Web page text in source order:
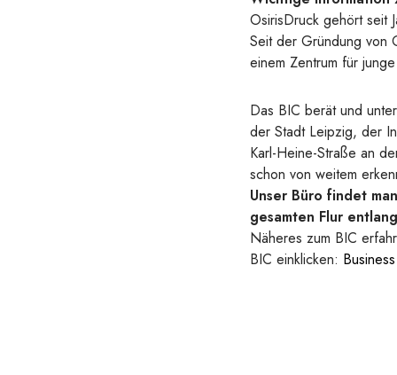
OsirisDruck gehört seit
Seit der Gründung von
einem Zentrum für
Das BIC berät und
der Stadt Leipzig, der
Karl-Heine-Straße an
schon von weitem
Unser Büro findet
gesamten Flur
Näheres zum BIC
BIC einklicken: